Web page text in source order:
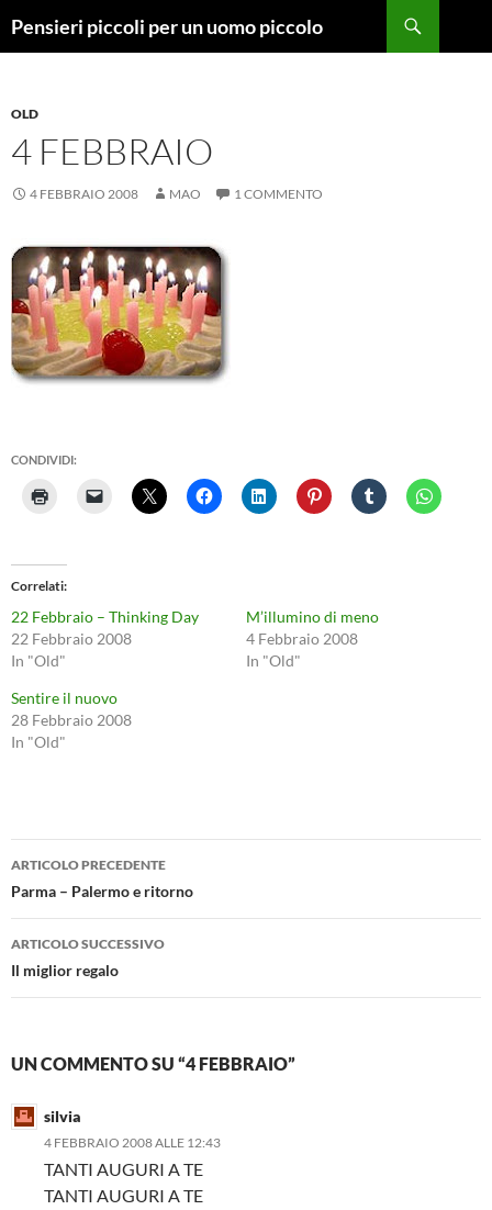
Pensieri piccoli per un uomo piccolo
OLD
4 FEBBRAIO
4 FEBBRAIO 2008 MAO 1 COMMENTO
CONDIVIDI:
Correlati
22 Febbraio – Thinking Day
22 Febbraio 2008
In "Old"
M’illumino di meno
4 Febbraio 2008
In "Old"
Sentire il nuovo
28 Febbraio 2008
In "Old"
Navigazione
articolo
ARTICOLO PRECEDENTE
Parma – Palermo e ritorno
ARTICOLO SUCCESSIVO
Il miglior regalo
UN COMMENTO SU “4 FEBBRAIO”
silvia
4 FEBBRAIO 2008 ALLE 12:43
TANTI AUGURI A TE
TANTI AUGURI A TE